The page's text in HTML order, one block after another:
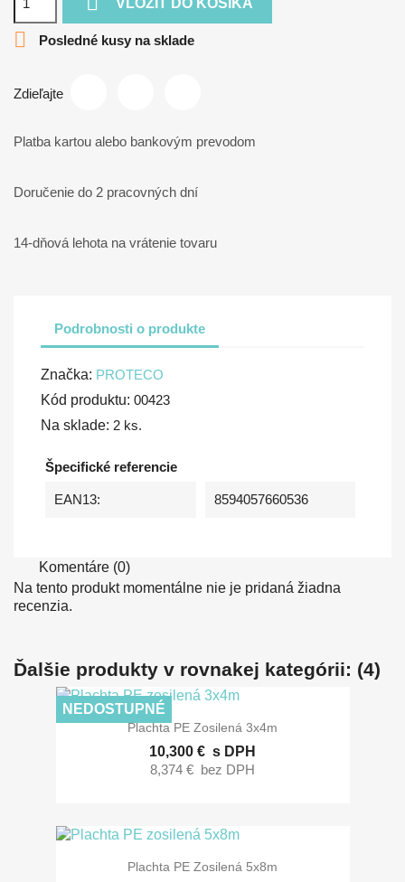
VLOŽIŤ DO KOŠÍKA
 Posledné kusy na sklade
Zdieľajte
Platba kartou alebo bankovým prevodom
Doručenie do 2 pracovných dní
14-dňová lehota na vrátenie tovaru
Podrobnosti o produkte
Značka: PROTECO
Kód produktu: 00423
Na sklade: 2 ks.
Špecifické referencie
EAN13: 8594057660536
Komentáre (0)
Na tento produkt momentálne nie je pridaná žiadna
recenzia.
Ďalšie produkty v rovnakej kategórii: (4)
Plachta PE Zosilená 3x4m
10,300 € s DPH
8,374 € bez DPH
NEDOSTUPNÉ
Plachta PE Zosilená 5x8m